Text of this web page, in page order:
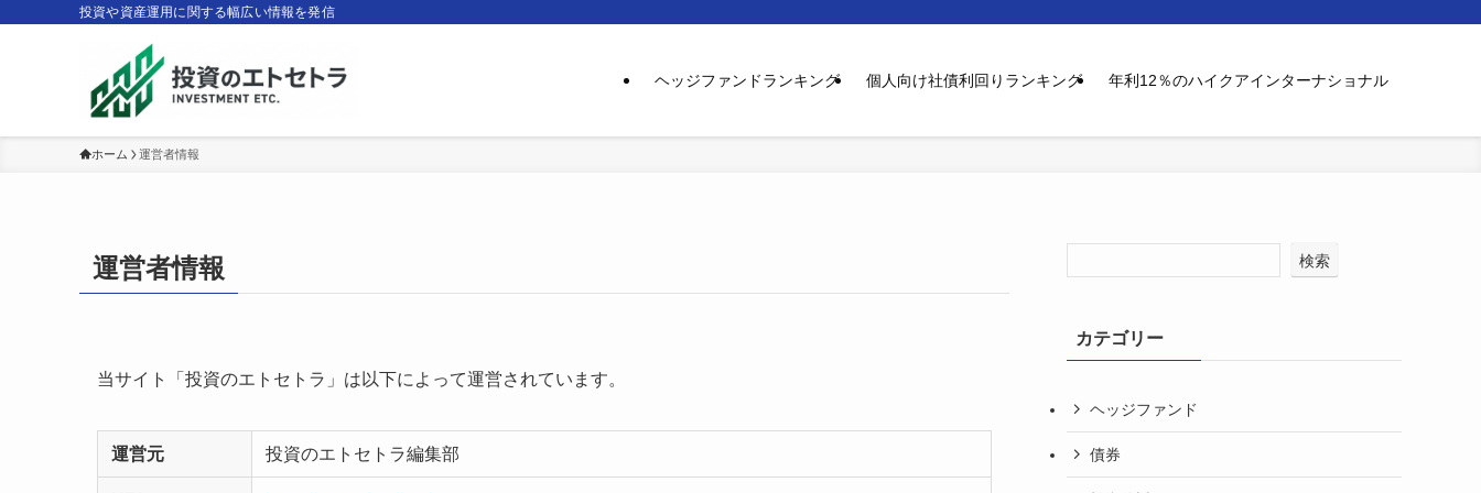
投資や資産運用に関する幅広い情報を発信
ヘッジファンドランキング 個人向け社債利回りランキング 年利12％のハイクアインターナショナル
ホーム 運営者情報
運営者情報
当サイト「投資のエトセトラ」は以下によって運営されています。
運営元 投資のエトセトラ編集部
検索
カテゴリー
ヘッジファンド
債券